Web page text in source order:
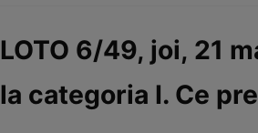
LOTO 6/49, joi, 21
la categoria I. Ce